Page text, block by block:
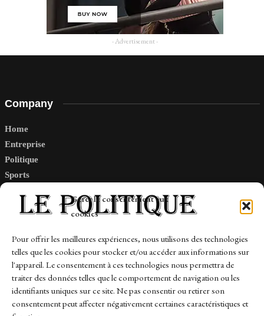
Gérer le consentement aux
cookies
Pour offrir les meilleures expériences, nous utilisons des technologies
telles que les cookies pour stocker et/ou accéder aux informations sur
l'appareil. Le consentement à ces technologies nous permettra de
traiter des données telles que le comportement de navigation ou les
identifiants uniques sur ce site. Ne pas consentir ou retirer son
consentement peut affecter négativement certaines caractéristiques et
- Advertisement -
Company
Home
Entreprise
Politique
Sports
Links
Contact
Sitemap